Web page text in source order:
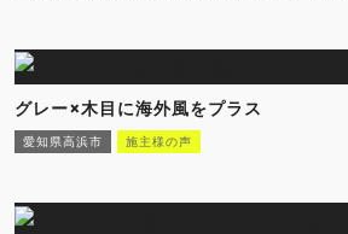
グレー×木目に海外風をプラス
愛知県高浜市 施主様の声